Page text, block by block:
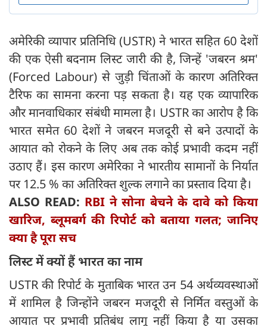
अमेरिकी व्यापार प्रतिनिधि (USTR) ने भारत सहित 60 देशों
की एक ऐसी बदनाम लिस्ट जारी की है, जिन्हें 'जबरन श्रम'
(Forced Labour) से जुड़ी चिंताओं के कारण अतिरिक्त
टैरिफ का सामना करना पड़ सकता है। यह एक व्यापारिक
और मानवाधिकार संबंधी मामला है। USTR का आरोप है कि
भारत समेत 60 देशों ने जबरन मजदूरी से बने उत्पादों के
आयात को रोकने के लिए अब तक कोई प्रभावी कदम नहीं
उठाए हैं। इस कारण अमेरिका ने भारतीय सामानों के निर्यात
पर 12.5 % का अतिरिक्त शुल्क लगाने का प्रस्ताव दिया है।
ALSO READ: RBI ने सोना बेचने के दावे को किया
खारिज, ब्लूमबर्ग की रिपोर्ट को बताया गलत; जानिए
क्या है पूरा सच
लिस्ट में क्यों हैं भारत का नाम
USTR की रिपोर्ट के मुताबिक भारत उन 54 अर्थव्यवस्थाओं
में शामिल है जिन्होंने जबरन मजदूरी से निर्मित वस्तुओं के
आयात पर प्रभावी प्रतिबंध लागू नहीं किया है या उसका